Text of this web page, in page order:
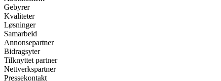
Gebyrer
Kvaliteter
Løsninger
Samarbeid
Annonsepartner
Bidragsyter
Tilknyttet partner
Nettverkspartner
Pressekontakt